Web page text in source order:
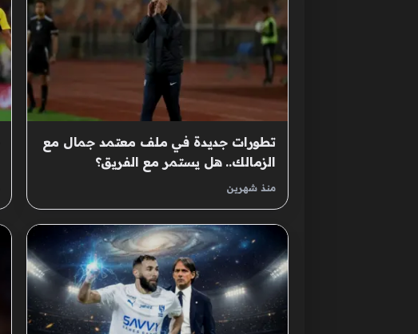
تطورات جديدة في ملف معتمد جمال مع
الزمالك.. هل يستمر مع الفريق؟
منذ شهرين